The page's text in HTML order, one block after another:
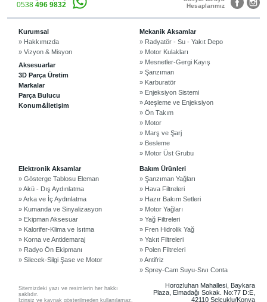
0538 496 9832
Hesaplarımız
Sitemizdeki yazı ve resimlerin her hakkı
saklıdır.
İzinsiz ve kaynak gösterilmeden kullanılamaz.
Horozluhan Mahallesi, Baykara
Plaza, Elmadağı Sokak. No:77 D:E,
42110 Selçuklu/Konya
Kurumsal
» Hakkımızda
» Vizyon & Misyon
Aksesuarlar
3D Parça Üretim
Markalar
Parça Bulucu
Konum&İletişim
Mekanik Aksamlar
» Radyatör - Su - Yakıt Depo
» Motor Kulakları
» Mesnetler-Gergi Kayış
» Şanzıman
» Karburatör
» Enjeksiyon Sistemi
» Ateşleme ve Enjeksiyon
» Ön Takım
» Motor
» Marş ve Şarj
» Besleme
» Motor Üst Grubu
Elektronik Aksamlar
» Gösterge Tablosu Eleman
» Akü - Dış Aydınlatma
» Arka ve İç Aydınlatma
» Kumanda ve Sinyalizasyon
» Ekipman Aksesuar
» Kalorifer-Klima ve Isıtma
» Korna ve Antidemaraj
» Radyo Ön Ekipmanı
» Silecek-Silgi Şase ve Motor
Bakım Ürünleri
» Şanzıman Yağları
» Hava Filtreleri
» Hazır Bakım Setleri
» Motor Yağları
» Yağ Filtreleri
» Fren Hidrolik Yağ
» Yakıt Filtreleri
» Polen Filtreleri
» Antifriz
» Sprey-Cam Suyu-Sıvı Conta